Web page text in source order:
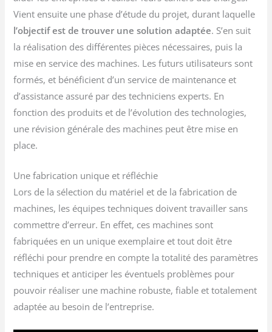
Vient ensuite une phase d’étude du projet, durant laquelle
l’objectif est de trouver une solution adaptée. S’en suit
la réalisation des différentes pièces nécessaires, puis la
mise en service des machines. Les futurs utilisateurs sont
formés, et bénéficient d’un service de maintenance et
d’assistance assuré par des techniciens experts. En
fonction des produits et de l’évolution des technologies,
une révision générale des machines peut être mise en
place.
Une fabrication unique et réfléchie
Lors de la sélection du matériel et de la fabrication de
machines, les équipes techniques doivent travailler sans
commettre d’erreur. En effet, ces machines sont
fabriquées en un unique exemplaire et tout doit être
réfléchi pour prendre en compte la totalité des paramètres
techniques et anticiper les éventuels problèmes pour
pouvoir réaliser une machine robuste, fiable et totalement
adaptée au besoin de l’entreprise.